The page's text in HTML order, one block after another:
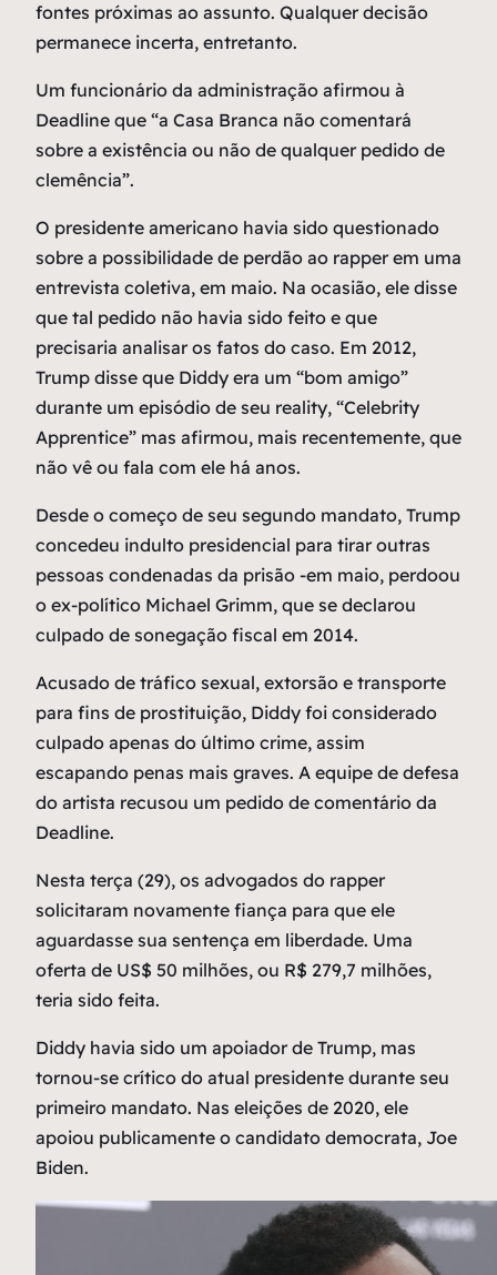
fontes próximas ao assunto. Qualquer decisão
permanece incerta, entretanto.
Um funcionário da administração afirmou à
Deadline que “a Casa Branca não comentará
sobre a existência ou não de qualquer pedido de
clemência”.
O presidente americano havia sido questionado
sobre a possibilidade de perdão ao rapper em uma
entrevista coletiva, em maio. Na ocasião, ele disse
que tal pedido não havia sido feito e que
precisaria analisar os fatos do caso. Em 2012,
Trump disse que Diddy era um “bom amigo”
durante um episódio de seu reality, “Celebrity
Apprentice” mas afirmou, mais recentemente, que
não vê ou fala com ele há anos.
Desde o começo de seu segundo mandato, Trump
concedeu indulto presidencial para tirar outras
pessoas condenadas da prisão -em maio, perdoou
o ex-político Michael Grimm, que se declarou
culpado de sonegação fiscal em 2014.
Acusado de tráfico sexual, extorsão e transporte
para fins de prostituição, Diddy foi considerado
culpado apenas do último crime, assim
escapando penas mais graves. A equipe de defesa
do artista recusou um pedido de comentário da
Deadline.
Nesta terça (29), os advogados do rapper
solicitaram novamente fiança para que ele
aguardasse sua sentença em liberdade. Uma
oferta de US$ 50 milhões, ou R$ 279,7 milhões,
teria sido feita.
Diddy havia sido um apoiador de Trump, mas
tornou-se crítico do atual presidente durante seu
primeiro mandato. Nas eleições de 2020, ele
apoiou publicamente o candidato democrata, Joe
Biden.